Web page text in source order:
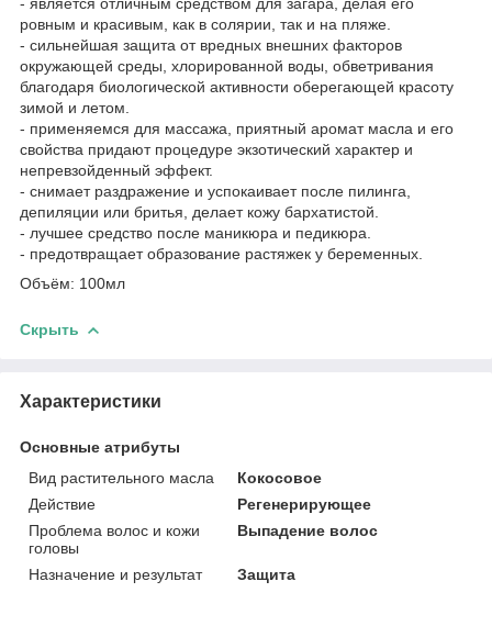
ровным и красивым, как в солярии, так и на пляже.
- сильнейшая защита от вредных внешних факторов
окружающей среды, хлорированной воды, обветривания
благодаря биологической активности оберегающей красоту
зимой и летом.
- применяемся для массажа, приятный аромат масла и его
свойства придают процедуре экзотический характер и
непревзойденный эффект.
- снимает раздражение и успокаивает после пилинга,
депиляции или бритья, делает кожу бархатистой.
- лучшее средство после маникюра и педикюра.
- предотвращает образование растяжек у беременных.
Объём: 100мл
Скрыть
Характеристики
Основные атрибуты
Вид растительного масла
Кокосовое
Действие
Регенерирующее
Проблема волос и кожи
головы
Выпадение волос
Назначение и результат Защита